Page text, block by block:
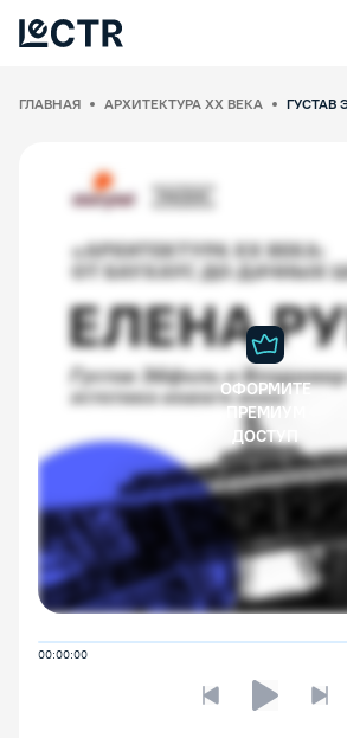
ГЛАВНАЯ АРХИТЕКТУРА XX ВЕКА ГУСТАВ
ОФОРМИТЕ
ПРЕМИУМ
ДОСТУП
00:00:00
Предыдущая